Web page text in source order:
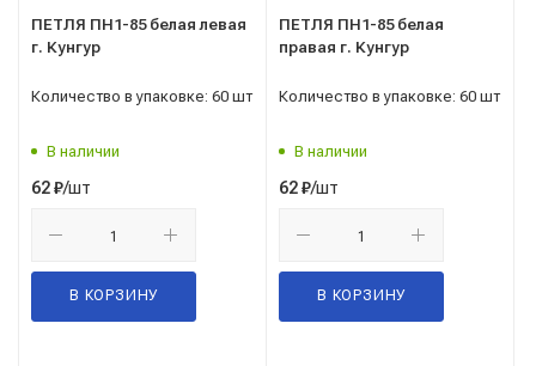
ПЕТЛЯ ПН1-85 белая левая
г. Кунгур
Количество в упаковке: 60 шт
В наличии
62₽/шт
В КОРЗИНУ
ПЕТЛЯ ПН1-85 белая
правая г. Кунгур
Количество в упаковке: 60 шт
В наличии
62₽/шт
В КОРЗИНУ